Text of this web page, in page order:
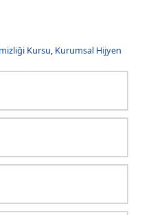
Kursu, Kurumsal Hijyen